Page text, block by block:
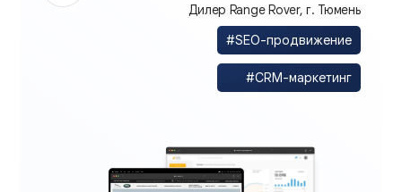
Дилер Range Rover, г. Тюмень
#SEO-продвижение
#CRM-маркетинг